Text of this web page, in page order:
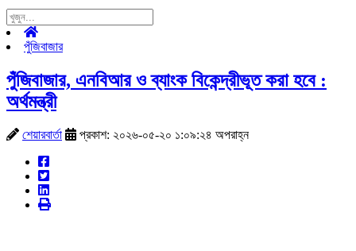
পুঁজিবাজার
পুঁজিবাজার, এনবিআর ও ব্যাংক বিকেন্দ্রীভূত করা হবে :
অর্থমন্ত্রী
শেয়ারবার্তা প্রকাশ: ২০২৬-০৫-২০ ১:০৯:২৪ অপরাহ্ন